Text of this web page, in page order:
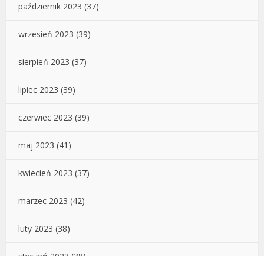
październik 2023 (37)
wrzesień 2023 (39)
sierpień 2023 (37)
lipiec 2023 (39)
czerwiec 2023 (39)
maj 2023 (41)
kwiecień 2023 (37)
marzec 2023 (42)
luty 2023 (38)